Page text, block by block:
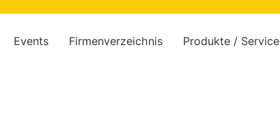
Events Firmenverzeichnis Produkte / Service